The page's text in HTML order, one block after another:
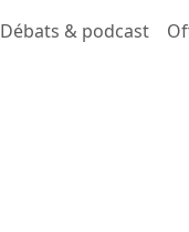
Débats & podcast